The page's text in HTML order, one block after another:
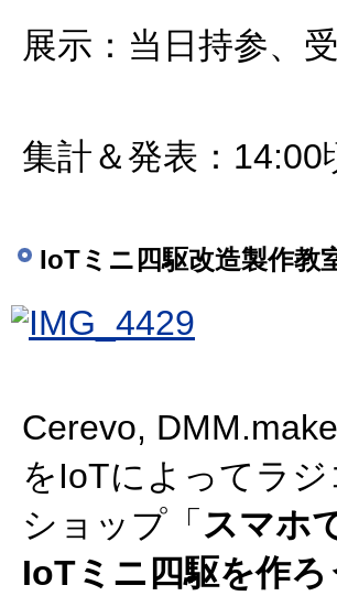
展示：当日持参、
集計＆発表：14:00
IoTミニ四駆改造製作教
Cerevo,
をIoTによってラ
ショップ「 スマホ
IoTミニ四駆を作ろ